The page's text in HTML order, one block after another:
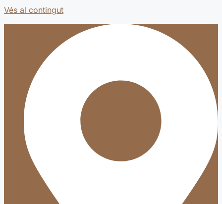
Vés al contingut